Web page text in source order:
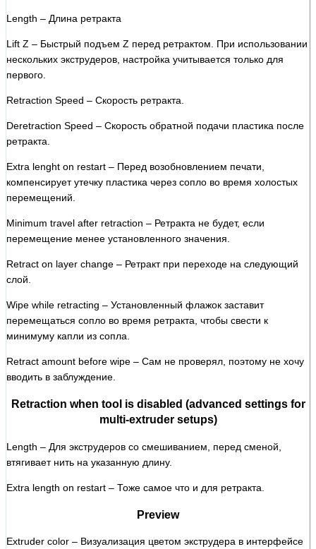
Length – Длина ретракта
Lift Z – Быстрый подъем Z перед ретрактом. При использовании
нескольких экструдеров, настройка учитывается только для
первого.
Retraction Speed – Скорость ретракта.
Deretraction Speed – Скорость обратной подачи пластика после
ретракта.
Extra lenght on restart – Перед возобновлением печати,
компенсирует утечку пластика через сопло во время холостых
перемещений.
Minimum travel after retraction – Ретракта не будет, если
перемещение менее установленного значения.
Retract on layer change – Ретракт при переходе на следующий
слой.
Wipe while retracting – Установленный флажок заставит
перемещаться сопло во время ретракта, чтобы свести к
минимуму капли из сопла.
Retract amount before wipe – Сам не проверял, поэтому не хочу
вводить в заблуждение.
Retraction when tool is disabled (advanced settings for
multi-extruder setups)
Length – Для экструдеров со смешиванием, перед сменой,
втягивает нить на указанную длину.
Extra length on restart – Тоже самое что и для ретракта.
Preview
Extruder color – Визуализация цветом экструдера в интерфейсе